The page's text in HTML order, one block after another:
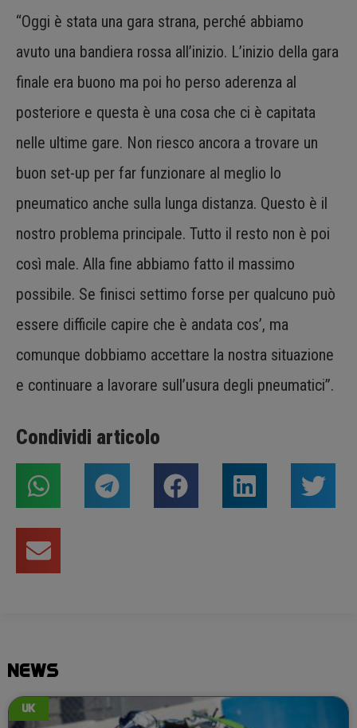
“Oggi è stata una gara strana, perché abbiamo
avuto una bandiera rossa all’inizio. L’inizio della gara
finale era buono ma poi ho perso aderenza al
posteriore e questa è una cosa che ci è capitata
nelle ultime gare. Non riesco ancora a trovare un
buon set-up per far funzionare al meglio lo
pneumatico anche sulla lunga distanza. Questo è il
nostro problema principale. Tutto il resto non è poi
così male. Alla fine abbiamo fatto il massimo
possibile. Se finisci settimo forse per qualcuno può
essere difficile capire che è andata cos’, ma
comunque dobbiamo accettare la nostra situazione
e continuare a lavorare sull’usura degli pneumatici”.
Condividi articolo
NEWS
UK